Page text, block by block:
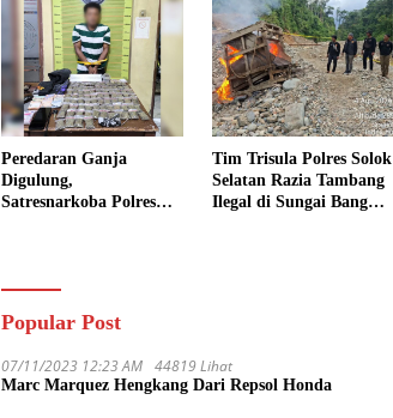
Peredaran Ganja
Digulung,
Satresnarkoba Polres
Datar
Tim Trisula Polres Solok
Selatan Razia Tambang
Ilegal di Sungai Bangko,
Popular Post
07/11/2023 12:23 AM 44819 Lihat
Marc Marquez Hengkang Dari Repsol Honda